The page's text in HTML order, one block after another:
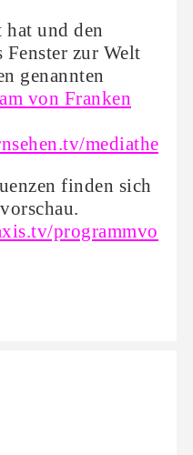
hat und den
zur Welt
genannten
von Franken
mediathek/
finden sich